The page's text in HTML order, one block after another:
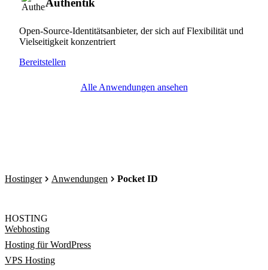
Open-Source-Identitätsanbieter, der sich auf Flexibilität und
Vielseitigkeit konzentriert
Bereitstellen
Alle Anwendungen ansehen
Hostinger Anwendungen Pocket ID
HOSTING
Webhosting
Hosting für WordPress
VPS Hosting